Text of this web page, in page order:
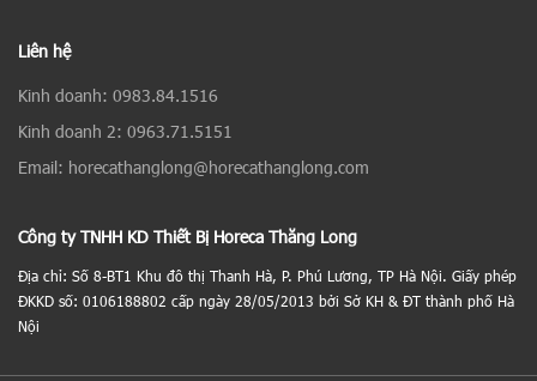
Liên hệ
Kinh doanh: 0983.84.1516
Kinh doanh 2: 0963.71.5151
Email: horecathanglong@horecathanglong.com
Công ty TNHH KD Thiết Bị Horeca Thăng Long
Địa chỉ: Số 8-BT1 Khu đô thị Thanh Hà, P. Phú Lương, TP Hà Nội. Giấy phép
ĐKKD số: 0106188802 cấp ngày 28/05/2013 bởi Sở KH & ĐT thành phố Hà
Nội